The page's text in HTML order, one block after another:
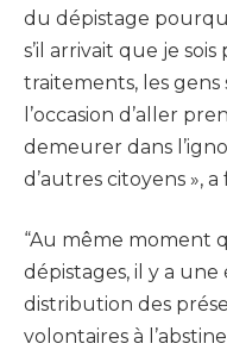
du dépistage
s’il arrivait que je
traitements, les gens
l’occasion d’aller
demeurer dans
d’autres citoyens »,
“Au même moment
dépistages, il y a
distribution des
volontaires à